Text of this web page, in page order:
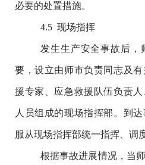
必要的处置措施。
4.5 现场指挥
发生生产安全事故后，
要，设立由师市负责同志及
援专家、应急救援队伍负责
人员组成的现场指挥部。到
服从现场指挥部统一指挥、调
根据事故进展情况，当